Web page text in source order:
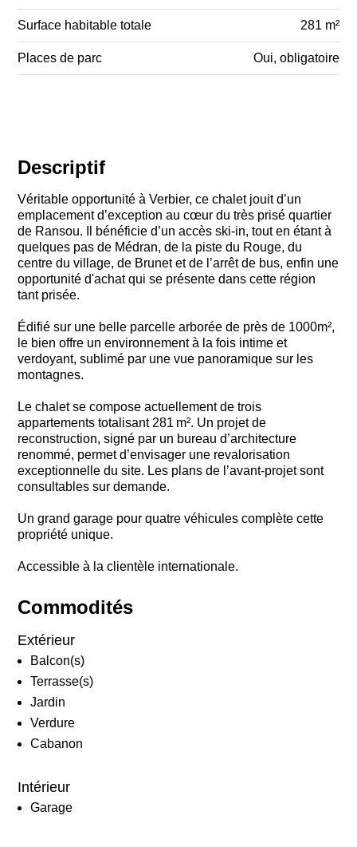
Descriptif
Véritable opportunité à Verbier, ce chalet jouit d’un
emplacement d’exception au cœur du très prisé quartier
de Ransou. Il bénéficie d’un accès ski-in, tout en étant à
quelques pas de Médran, de la piste du Rouge, du
centre du village, de Brunet et de l’arrêt de bus, enfin une
opportunité d'achat qui se présente dans cette région
tant prisée.
Édifié sur une belle parcelle arborée de près de 1000m²,
le bien offre un environnement à la fois intime et
verdoyant, sublimé par une vue panoramique sur les
montagnes.
Le chalet se compose actuellement de trois
appartements totalisant 281 m². Un projet de
reconstruction, signé par un bureau d’architecture
renommé, permet d’envisager une revalorisation
exceptionnelle du site. Les plans de l’avant-projet sont
consultables sur demande.
Un grand garage pour quatre véhicules complète cette
propriété unique.
Accessible à la clientèle internationale.
Commodités
Extérieur
Balcon(s)
Terrasse(s)
Jardin
Verdure
Cabanon
Intérieur
Garage
Surface habitable totale 281 m²
Places de parc Oui, obligatoire